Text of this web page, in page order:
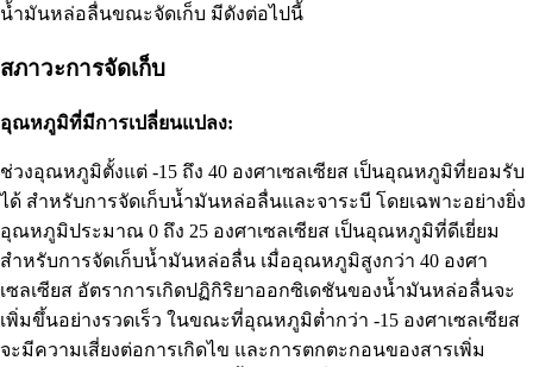
น้ำมันหล่อลื่นขณะจัดเก็บ มีดังต่อไปนี้
สภาวะการจัดเก็บ
อุณหภูมิที่มีการเปลี่ยนแปลง:
ช่วงอุณหภูมิตั้งแต่ -15 ถึง 40 องศาเซลเซียส เป็นอุณหภูมิที่ยอมรับ
ได้ สำหรับการจัดเก็บน้ำมันหล่อลื่นและจาระบี โดยเฉพาะอย่างยิ่ง
อุณหภูมิประมาณ 0 ถึง 25 องศาเซลเซียส เป็นอุณหภูมิที่ดีเยี่ยม
สำหรับการจัดเก็บน้ำมันหล่อลื่น เมื่ออุณหภูมิสูงกว่า 40 องศา
เซลเซียส อัตราการเกิดปฏิกิริยาออกซิเดชันของน้ำมันหล่อลื่นจะ
เพิ่มขึ้นอย่างรวดเร็ว ในขณะที่อุณหภูมิต่ำกว่า -15 องศาเซลเซียส
จะมีความเสี่ยงต่อการเกิดไข และการตกตะกอนของสารเพิ่ม